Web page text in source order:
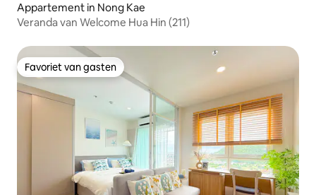
Appartement in Nong Kae
Veranda van Welcome Hua Hin (211)
Favoriet van gasten
Favoriet van gasten